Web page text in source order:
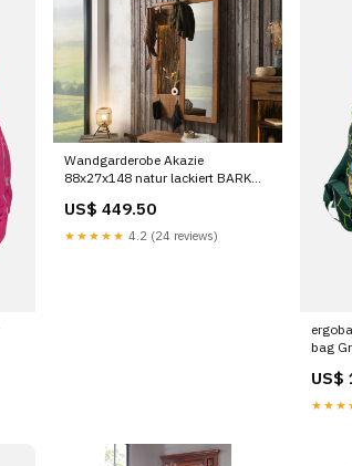
Wandgarderobe Akazie
88x27x148 natur lackiert BARK
US$ 449.50
★★★★★ 4.2 (24 reviews)
bag
US$